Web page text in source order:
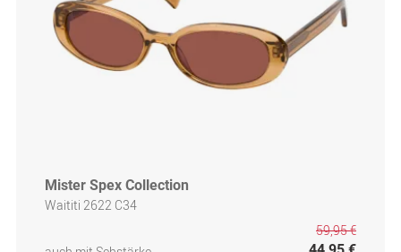
Mister Spex Collection
Waititi 2622 C34
59,95 €